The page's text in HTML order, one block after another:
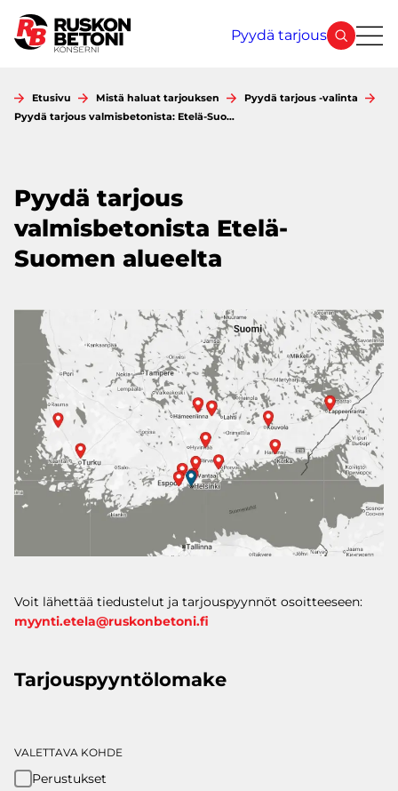
sisältöön
Pyydä tarjous
Etusivu Mistä haluat tarjouksen
Pyydä tarjous -valinta
Pyydä tarjous valmisbetonista: Etelä-Suo…
Pyydä tarjous
valmisbetonista Etelä-
Suomen alueelta
Voit lähettää tiedustelut ja tarjouspyynnöt osoitteeseen:
myynti.etela@ruskonbetoni.fi
Tarjouspyyntölomake
VALETTAVA KOHDE
Perustukset